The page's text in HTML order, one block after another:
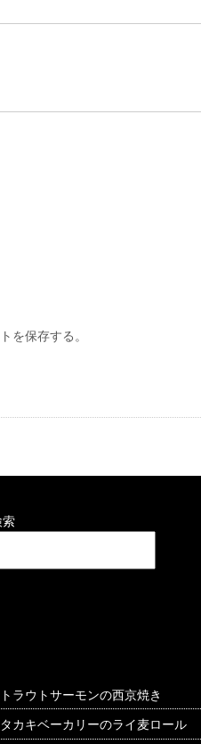
を保存する。
トラウトサーモンの西京焼き
タカキベーカリーのライ麦ロール